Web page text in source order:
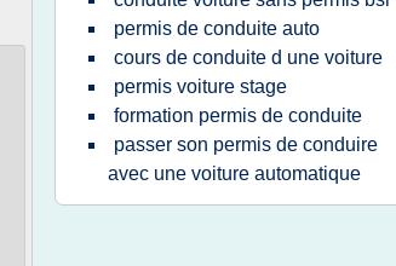
permis de conduite auto
cours de conduite d une voiture
permis voiture stage
formation permis de conduite
passer son permis de conduire
avec une voiture automatique